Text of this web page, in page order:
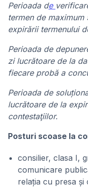
Perioada de
termen de
expirării termenului
Perioada de
zi lucrătoare de la
fiecare probă a
Perioada de
lucrătoare de la
contestaţiilor.
Posturi scoase la
consilier, clasa I,
comunicare
relația cu presa și